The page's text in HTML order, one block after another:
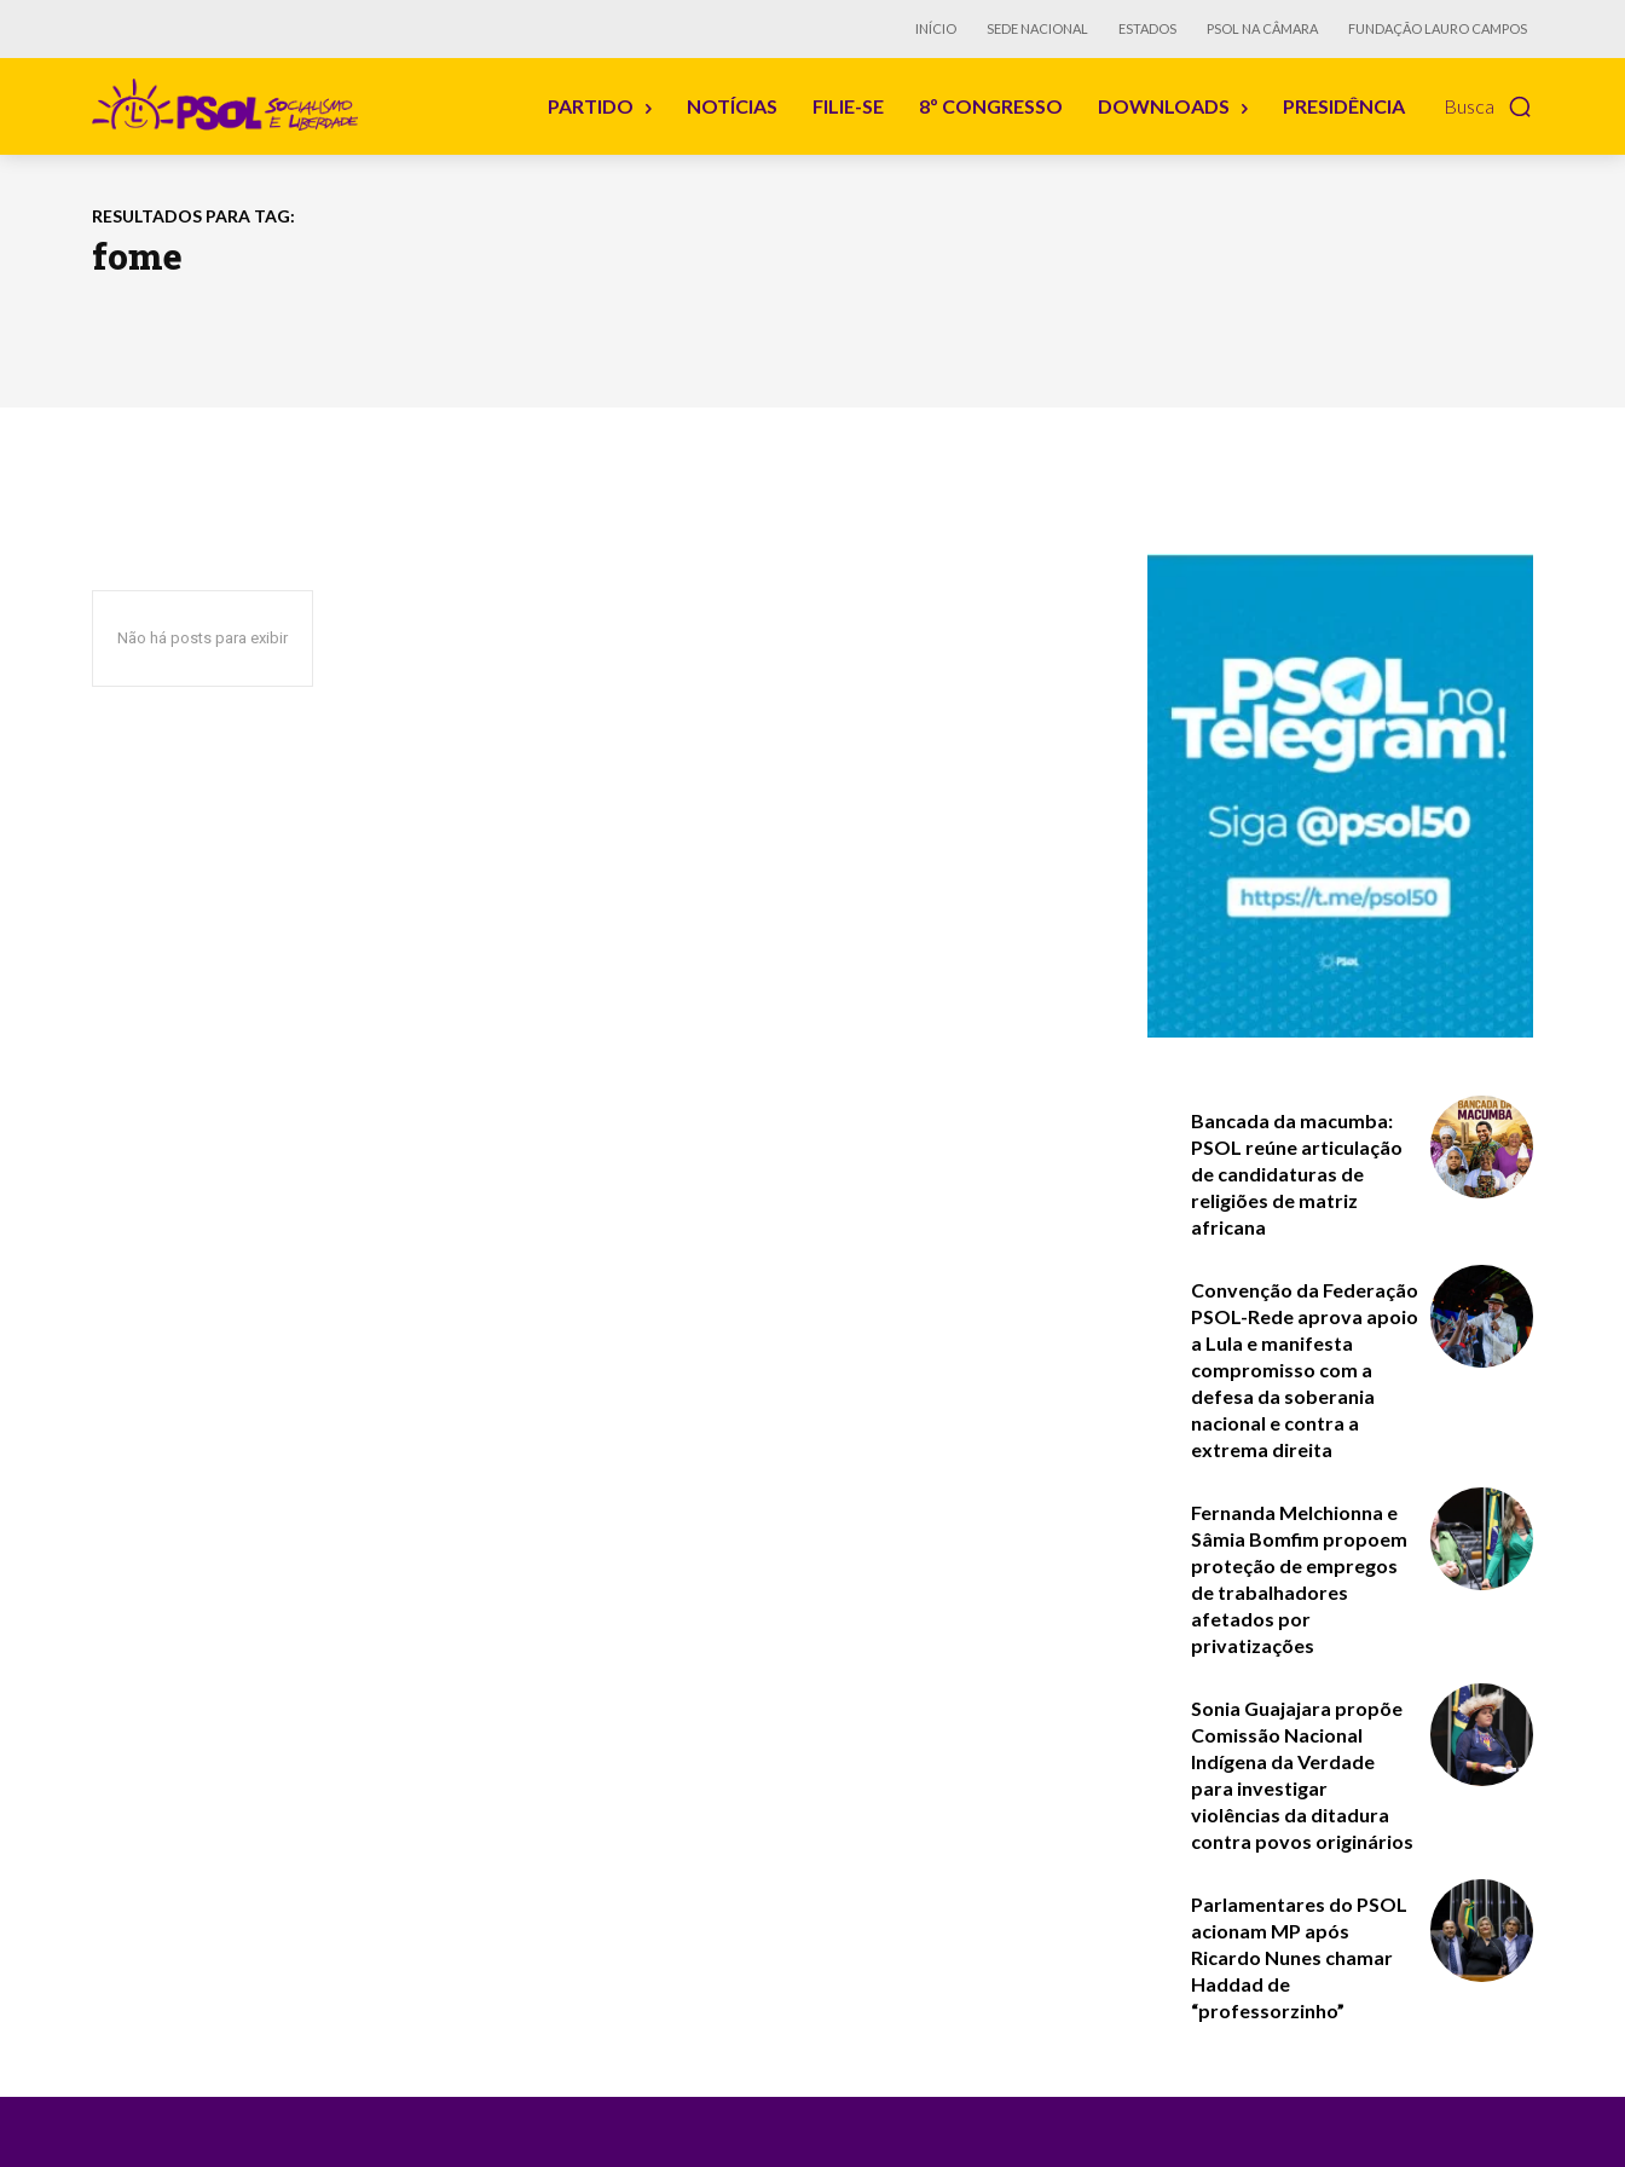
INÍCIO SEDE NACIONAL ESTADOS PSOL NA CÂMARA FUNDAÇÃO LAURO CAMPOS
Busca
PARTIDO NOTÍCIAS FILIE-SE 8º CONGRESSO DOWNLOADS PRESIDÊNCIA
RESULTADOS PARA TAG:
fome
Não há posts para exibir
Bancada da macumba:
PSOL reúne articulação
de candidaturas de
religiões de matriz
africana
Convenção da Federação
PSOL-Rede aprova apoio
a Lula e manifesta
compromisso com a
defesa da soberania
nacional e contra a
extrema direita
Fernanda Melchionna e
Sâmia Bomfim propoem
proteção de empregos
de trabalhadores
afetados por
privatizações
Sonia Guajajara propõe
Comissão Nacional
Indígena da Verdade
para investigar
violências da ditadura
contra povos originários
Parlamentares do PSOL
acionam MP após
Ricardo Nunes chamar
Haddad de
“professorzinho”